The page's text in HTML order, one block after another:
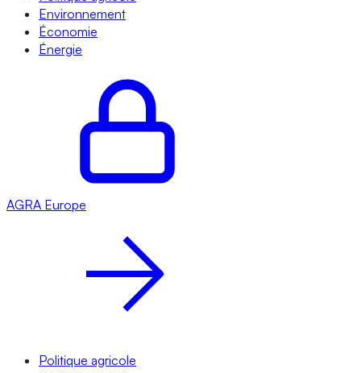
Environnement
Économie
Énergie
AGRA Europe
Politique agricole